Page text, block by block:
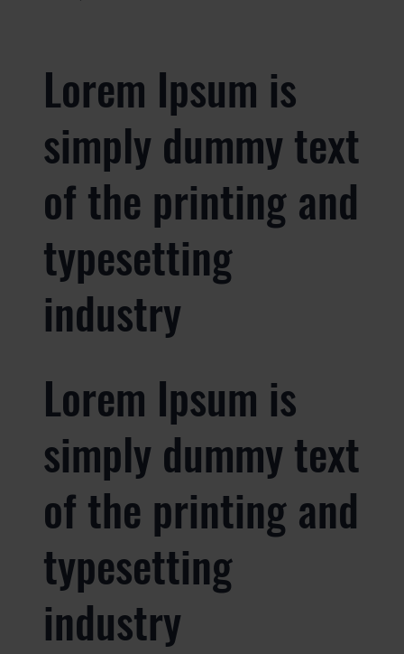
Lorem Ipsum is
simply dummy text
of the printing and
typesetting
industry
Lorem Ipsum is
simply dummy text
of the printing and
typesetting
industry